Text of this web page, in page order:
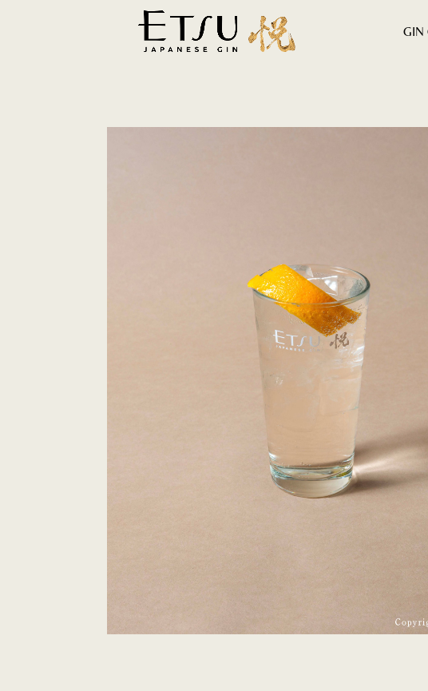
GIN